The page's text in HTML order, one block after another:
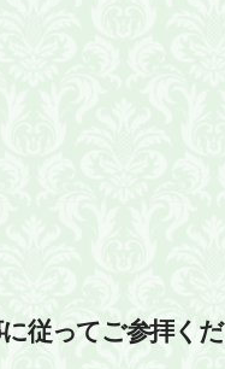
従ってご参拝くだ